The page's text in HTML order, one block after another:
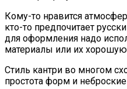
Кому-то нравится
кто-то предпочитает
для оформления надо
материалы или их
Стиль кантри во многом
простота форм и